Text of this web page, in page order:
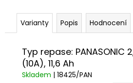
Varianty Popis Hodnocení
Typ repase: PANASONIC
(10A), 11,6 Ah
Skladem | 18425/PAN
e